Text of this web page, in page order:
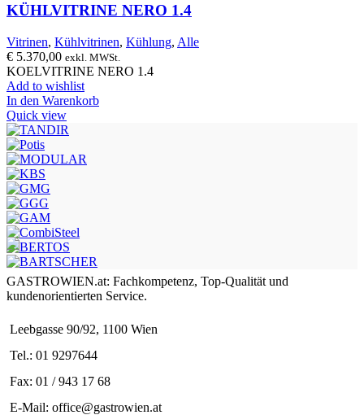
KÜHLVITRINE NERO 1.4
Vitrinen, Kühlvitrinen, Kühlung, Alle
€ 5.370,00 exkl. MWSt.
KOELVITRINE NERO 1.4
Add to wishlist
In den Warenkorb
Quick view
GASTROWIEN.at: Fachkompetenz, Top-Qualität und
kundenorientierten Service.
Leebgasse 90/92, 1100 Wien
Tel.: 01 9297644
Fax: 01 / 943 17 68
E-Mail: office@gastrowien.at